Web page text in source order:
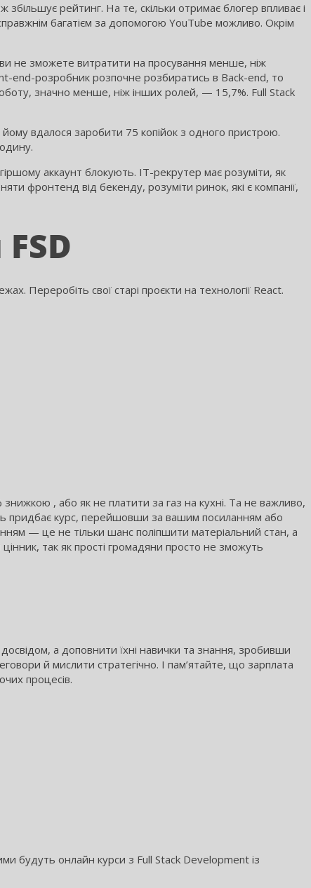
рейтинг. На те, скільки отримає блогер впливає і
багатієм за допомогою YouTube можливо. Окрім
ви не зможете витратити на просування менше, ніж
end-розробник розпочне розбиратись в Back-end, то
значно менше, ніж інших ролей, — 15,7%. Full Stack
вдалося заробити 75 копійок з одного пристрою.
аккаунт блокують. IT-рекрутер має розуміти, як
фронтенд від бекенду, розуміти ринок, які є компанії,
Переробіть свої старі проєкти на технології React.
, або як не платити за газ на кухні. Та не важливо,
придбає курс, перейшовши за вашим посиланням або
— це не тільки шанс поліпшити матеріальний стан, а
так як прості громадяни просто не зможуть
а доповнити їхні навички та знання, зробивши
й мислити стратегічно. І пам’ятайте, що зарплата
процесів.
будуть онлайн курси з Full Stack Development із